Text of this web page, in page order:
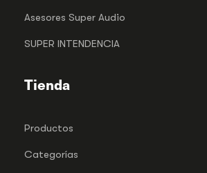
Asesores Super Audio
SUPER INTENDENCIA
Tienda
Productos
Categorías